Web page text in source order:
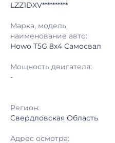
Шаг торгов:
LZZ1DXV**********
Марка, модель,
наименование авто:
Howo T5G 8x4 Самосвал
Мощность двигателя:
-
Регион:
Свердловская Область
Адрес осмотра: